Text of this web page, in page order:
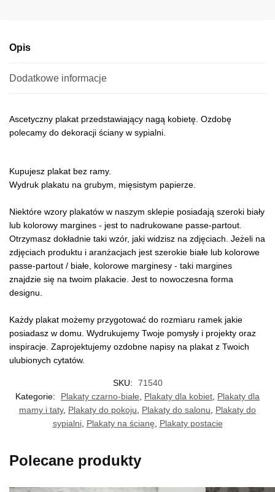
Opis
Dodatkowe informacje
Ascetyczny plakat przedstawiający nagą kobietę. Ozdobę
polecamy do dekoracji ściany w sypialni.
Kupujesz plakat bez ramy.
Wydruk plakatu na grubym, mięsistym papierze.
Niektóre wzory plakatów w naszym sklepie posiadają szeroki biały
lub kolorowy margines - jest to nadrukowane passe-partout.
Otrzymasz dokładnie taki wzór, jaki widzisz na zdjęciach. Jeżeli na
zdjęciach produktu i aranżacjach jest szerokie białe lub kolorowe
passe-partout / białe, kolorowe marginesy - taki margines
znajdzie się na twoim plakacie. Jest to nowoczesna forma
designu.
Każdy plakat możemy przygotować do rozmiaru ramek jakie
posiadasz w domu. Wydrukujemy Twoje pomysły i projekty oraz
inspiracje. Zaprojektujemy ozdobne napisy na plakat z Twoich
ulubionych cytatów.
SKU:
71540
Kategorie:
Plakaty czarno-białe, Plakaty dla kobiet, Plakaty dla
mamy i taty, Plakaty do pokoju, Plakaty do salonu, Plakaty do
sypialni, Plakaty na ścianę, Plakaty postacie
Polecane produkty